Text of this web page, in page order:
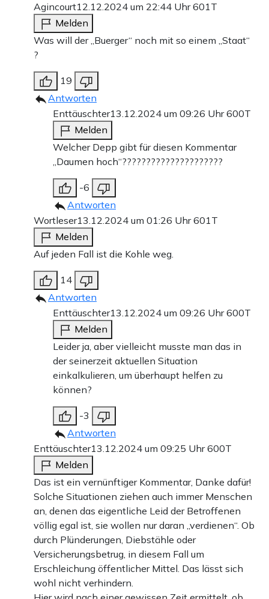
Agincourt12.12.2024 um 22:44 Uhr601T
Melden
Was will der „Buerger“ noch mit so einem „Staat“
?
19
Antworten
Enttäuschter13.12.2024 um 09:26 Uhr600T
Melden
Welcher Depp gibt für diesen Kommentar
„Daumen hoch“?????????????????????
-6
Antworten
Wortleser13.12.2024 um 01:26 Uhr601T
Melden
Auf jeden Fall ist die Kohle weg.
14
Antworten
Enttäuschter13.12.2024 um 09:26 Uhr600T
Melden
Leider ja, aber vielleicht musste man das in
der seinerzeit aktuellen Situation
einkalkulieren, um überhaupt helfen zu
können?
-3
Antworten
Enttäuschter13.12.2024 um 09:25 Uhr600T
Melden
Das ist ein vernünftiger Kommentar, Danke dafür!
Solche Situationen ziehen auch immer Menschen
an, denen das eigentliche Leid der Betroffenen
völlig egal ist, sie wollen nur daran „verdienen“. Ob
durch Plünderungen, Diebstähle oder
Versicherungsbetrug, in diesem Fall um
Erschleichung öffentlicher Mittel. Das lässt sich
wohl nicht verhindern.